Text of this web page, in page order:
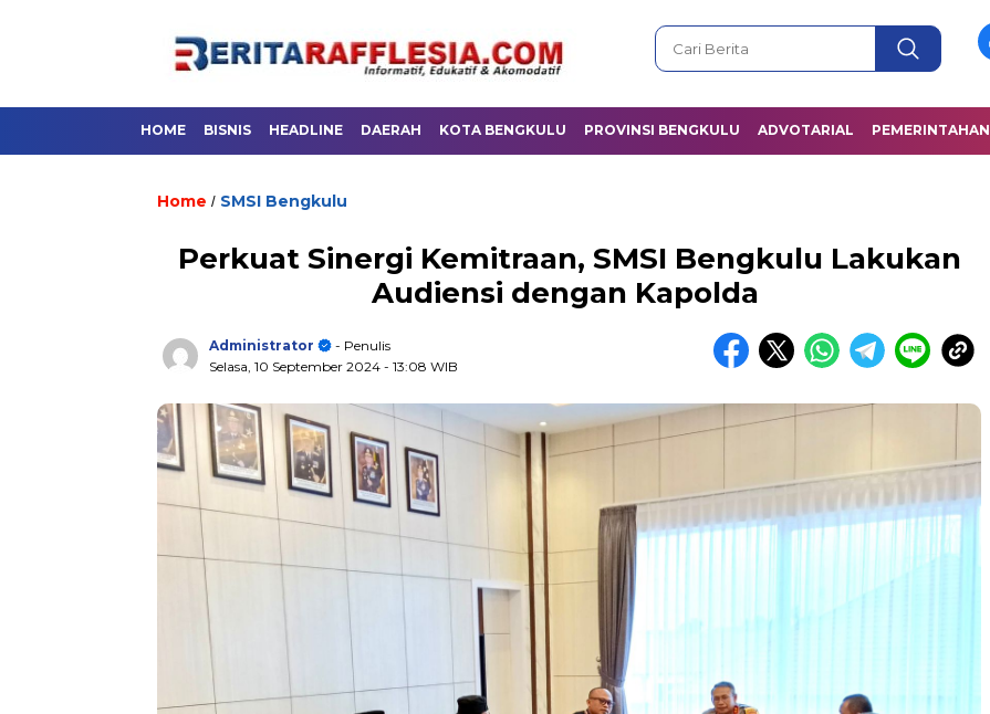
HOME BISNIS HEADLINE DAERAH KOTA BENGKULU PROVINSI BENGKULU ADVOTARIAL PEMERINTAHAN
Home / SMSI Bengkulu
Perkuat Sinergi Kemitraan, SMSI Bengkulu Lakukan
Audiensi dengan Kapolda
Administrator
- Penulis
Selasa, 10 September 2024 - 13:08 WIB